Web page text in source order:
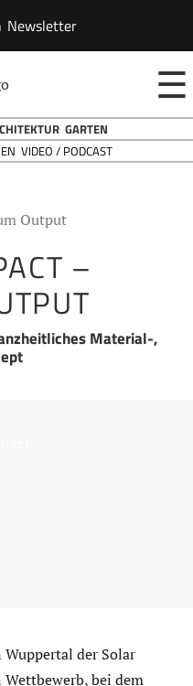
Newsletter
☰
GARTEN
VIDEO / PODCAST
Output
–
Material-,
Wuppertal der Solar
bei dem